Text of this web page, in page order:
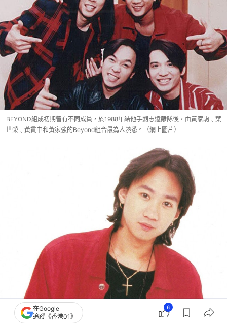
BEYOND組成初期曾有不同成員，於1988年結他手劉志遠離隊後，由黃家駒﹑葉
世榮﹑黃貫中和黃家強的Beyond組合最為人熟悉。（網上圖片）
在Google
追蹤《香港01》
6